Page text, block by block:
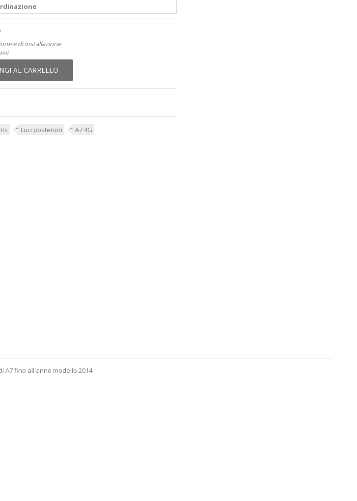
e di installazione
AL CARRELLO
Luci posteriori A7 4G
A7 fino all'anno modello 2014